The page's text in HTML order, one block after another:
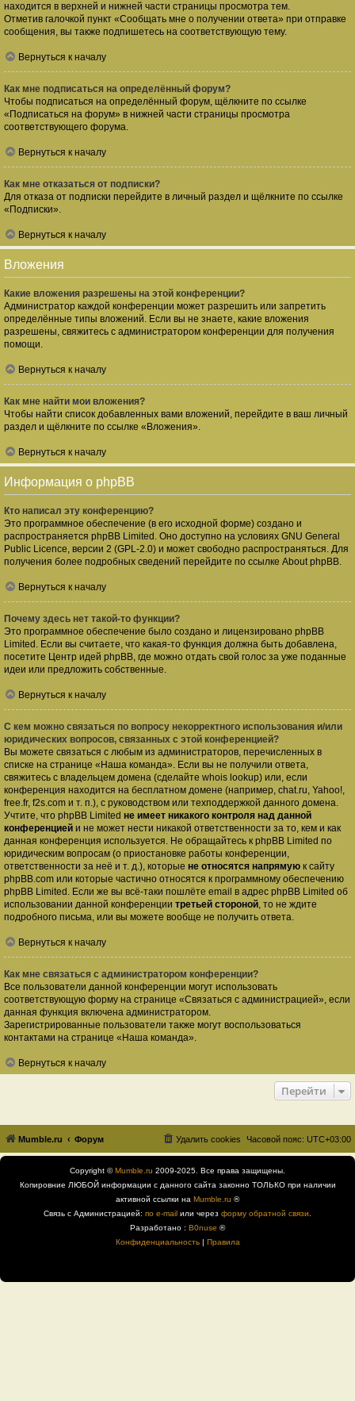
находится в верхней и нижней части страницы просмотра тем.
Отметив галочкой пункт «Сообщать мне о получении ответа» при отправке
сообщения, вы также подпишетесь на соответствующую тему.
Вернуться к началу
Как мне подписаться на определённый форум?
Чтобы подписаться на определённый форум, щёлкните по ссылке
«Подписаться на форум» в нижней части страницы просмотра
соответствующего форума.
Вернуться к началу
Как мне отказаться от подписки?
Для отказа от подписки перейдите в личный раздел и щёлкните по ссылке
«Подписки».
Вернуться к началу
Вложения
Какие вложения разрешены на этой конференции?
Администратор каждой конференции может разрешить или запретить
определённые типы вложений. Если вы не знаете, какие вложения
разрешены, свяжитесь с администратором конференции для получения
помощи.
Вернуться к началу
Как мне найти мои вложения?
Чтобы найти список добавленных вами вложений, перейдите в ваш личный
раздел и щёлкните по ссылке «Вложения».
Вернуться к началу
Информация о phpBB
Кто написал эту конференцию?
Это программное обеспечение (в его исходной форме) создано и
распространяется phpBB Limited . Оно доступно на условиях GNU General
Public Licence, версии 2 (GPL-2.0) и может свободно распространяться. Для
получения более подробных сведений перейдите по ссылке About phpBB.
Вернуться к началу
Почему здесь нет такой-то функции?
Это программное обеспечение было создано и лицензировано phpBB
Limited. Если вы считаете, что какая-то функция должна быть добавлена,
посетите Центр идей phpBB, где можно отдать свой голос за уже поданные
идеи или предложить собственные.
Вернуться к началу
С кем можно связаться по вопросу некорректного использования и/или
юридических вопросов, связанных с этой конференцией?
Вы можете связаться с любым из администраторов, перечисленных в
списке на странице «Наша команда». Если вы не получили ответа,
свяжитесь с владельцем домена (сделайте whois lookup) или, если
конференция находится на бесплатном домене (например, chat.ru, Yahoo!,
free.fr, f2s.com и т. п.), с руководством или техподдержкой данного домена.
Учтите, что phpBB Limited не имеет никакого контроля над данной
конференцией и не может нести никакой ответственности за то, кем и как
данная конференция используется. Не обращайтесь к phpBB Limited по
юридическим вопросам (о приостановке работы конференции,
ответственности за неё и т. д.), которые не относятся напрямую к сайту
phpBB.com или которые частично относятся к программному обеспечению
phpBB Limited. Если же вы всё-таки пошлёте email в адрес phpBB Limited об
использовании данной конференции третьей стороной, то не ждите
подробного письма, или вы можете вообще не получить ответа.
Вернуться к началу
Как мне связаться с администратором конференции?
Все пользователи данной конференции могут использовать
соответствующую форму на странице «Связаться с администрацией», если
данная функция включена администратором.
Зарегистрированные пользователи также могут воспользоваться
контактами на странице «Наша команда».
Вернуться к началу
Перейти
Mumble.ru Форум Часовой пояс: UTC+03:00
Удалить cookies
Copyright ©Mumble.ru 2009-2025. Все права защищены.
Копировние ЛЮБОЙ информации с данного сайта законно ТОЛЬКО при наличии
активной ссылки на Mumble.ru ®
Связь с Администрацией: по e-mail или через форму обратной связи
Разработано : B0nuse ®
Конфиденциальность| Правила